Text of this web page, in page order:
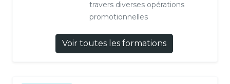
travers diverses opérations
promotionnelles
Voir toutes les formations